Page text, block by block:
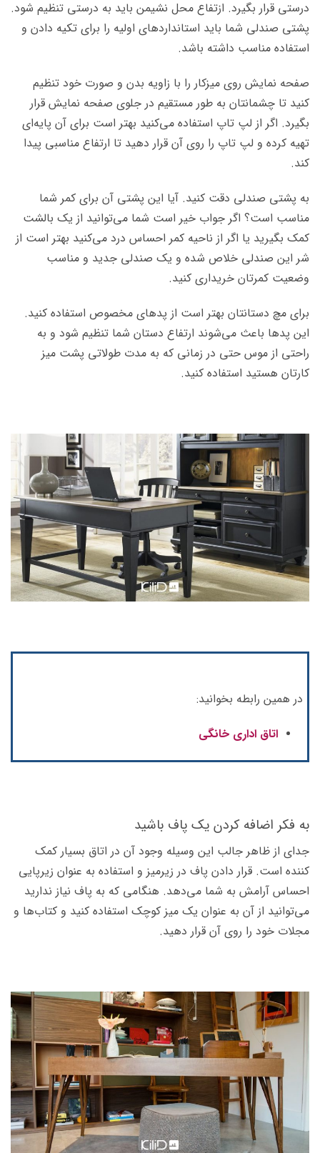
درستی قرار بگیرد. ازتفاع محل نشیمن باید به درستی تنظیم شود.
پشتی صندلی شما باید استانداردهای اولیه را برای تکیه دادن و
استفاده مناسب داشته باشد.
صفحه نمایش روی میزکار را با زاویه بدن و صورت خود تنظیم
کنید تا چشمانتان به طور مستقیم در جلوی صفحه نمایش قرار
بگیرد. اگر از لپ تاپ استفاده می‌کنید بهتر است برای آن پایه‌ای
تهیه کرده و لپ تاپ را روی آن قرار دهید تا ارتفاع مناسبی پیدا
کند.
به پشتی صندلی دقت کنید. آیا این پشتی آن برای کمر شما
مناسب است؟ اگر جواب خیر است شما می‌توانید از یک بالشت
کمک بگیرید یا اگر از ناحیه کمر احساس درد می‌کنید بهتر است از
شر این صندلی خلاص شده و یک صندلی جدید و مناسب
وضعیت کمرتان خریداری کنید.
برای مچ دستانتان بهتر است از پدهای مخصوص استفاده کنید.
این پدها باعث می‌شوند ارتفاع دستان شما تنظیم شود و به
راحتی از موس حتی در زمانی که به مدت طولاتی پشت میز
کارتان هستید استفاده کنید.
در همین رابطه بخوانید:
اتاق اداری خانگی
به فکر اضافه کردن یک پاف باشید
جدای از ظاهر جالب این وسیله وجود آن در اتاق بسیار کمک
کننده است. قرار دادن پاف در زیرمیز و استفاده به عنوان زیرپایی
احساس آرامش به شما می‌دهد. هنگامی که به پاف نیاز ندارید
می‌توانید از آن به عنوان یک میز کوچک استفاده کنید و کتاب‌ها و
مجلات خود را روی آن قرار دهید.